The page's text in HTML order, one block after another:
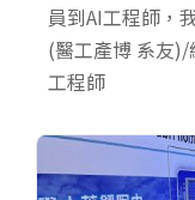
員到AI工程師，
(醫工產博 系友
工程師